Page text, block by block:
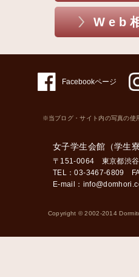
Web
Facebookページ
※当ブログ・サイト内の写真の使
女子学生会館（学生
〒151-0064 東京都渋
TEL：03-3467-6809
E-mail：
Copyright © 2002-2014